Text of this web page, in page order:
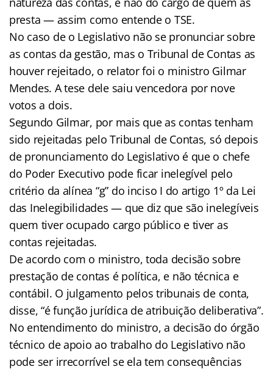
presta — assim como entende o TSE.
No caso de o Legislativo não se pronunciar sobre
as contas da gestão, mas o Tribunal de Contas as
houver rejeitado, o relator foi o ministro Gilmar
Mendes. A tese dele saiu vencedora por nove
votos a dois.
Segundo Gilmar, por mais que as contas tenham
sido rejeitadas pelo Tribunal de Contas, só depois
de pronunciamento do Legislativo é que o chefe
do Poder Executivo pode ficar inelegível pelo
critério da alínea “g” do inciso I do artigo 1º da Lei
das Inelegibilidades — que diz que são inelegíveis
quem tiver ocupado cargo público e tiver as
contas rejeitadas.
De acordo com o ministro, toda decisão sobre
prestação de contas é política, e não técnica e
contábil. O julgamento pelos tribunais de conta,
disse, “é função jurídica de atribuição deliberativa”.
No entendimento do ministro, a decisão do órgão
técnico de apoio ao trabalho do Legislativo não
pode ser irrecorrível se ela tem consequências